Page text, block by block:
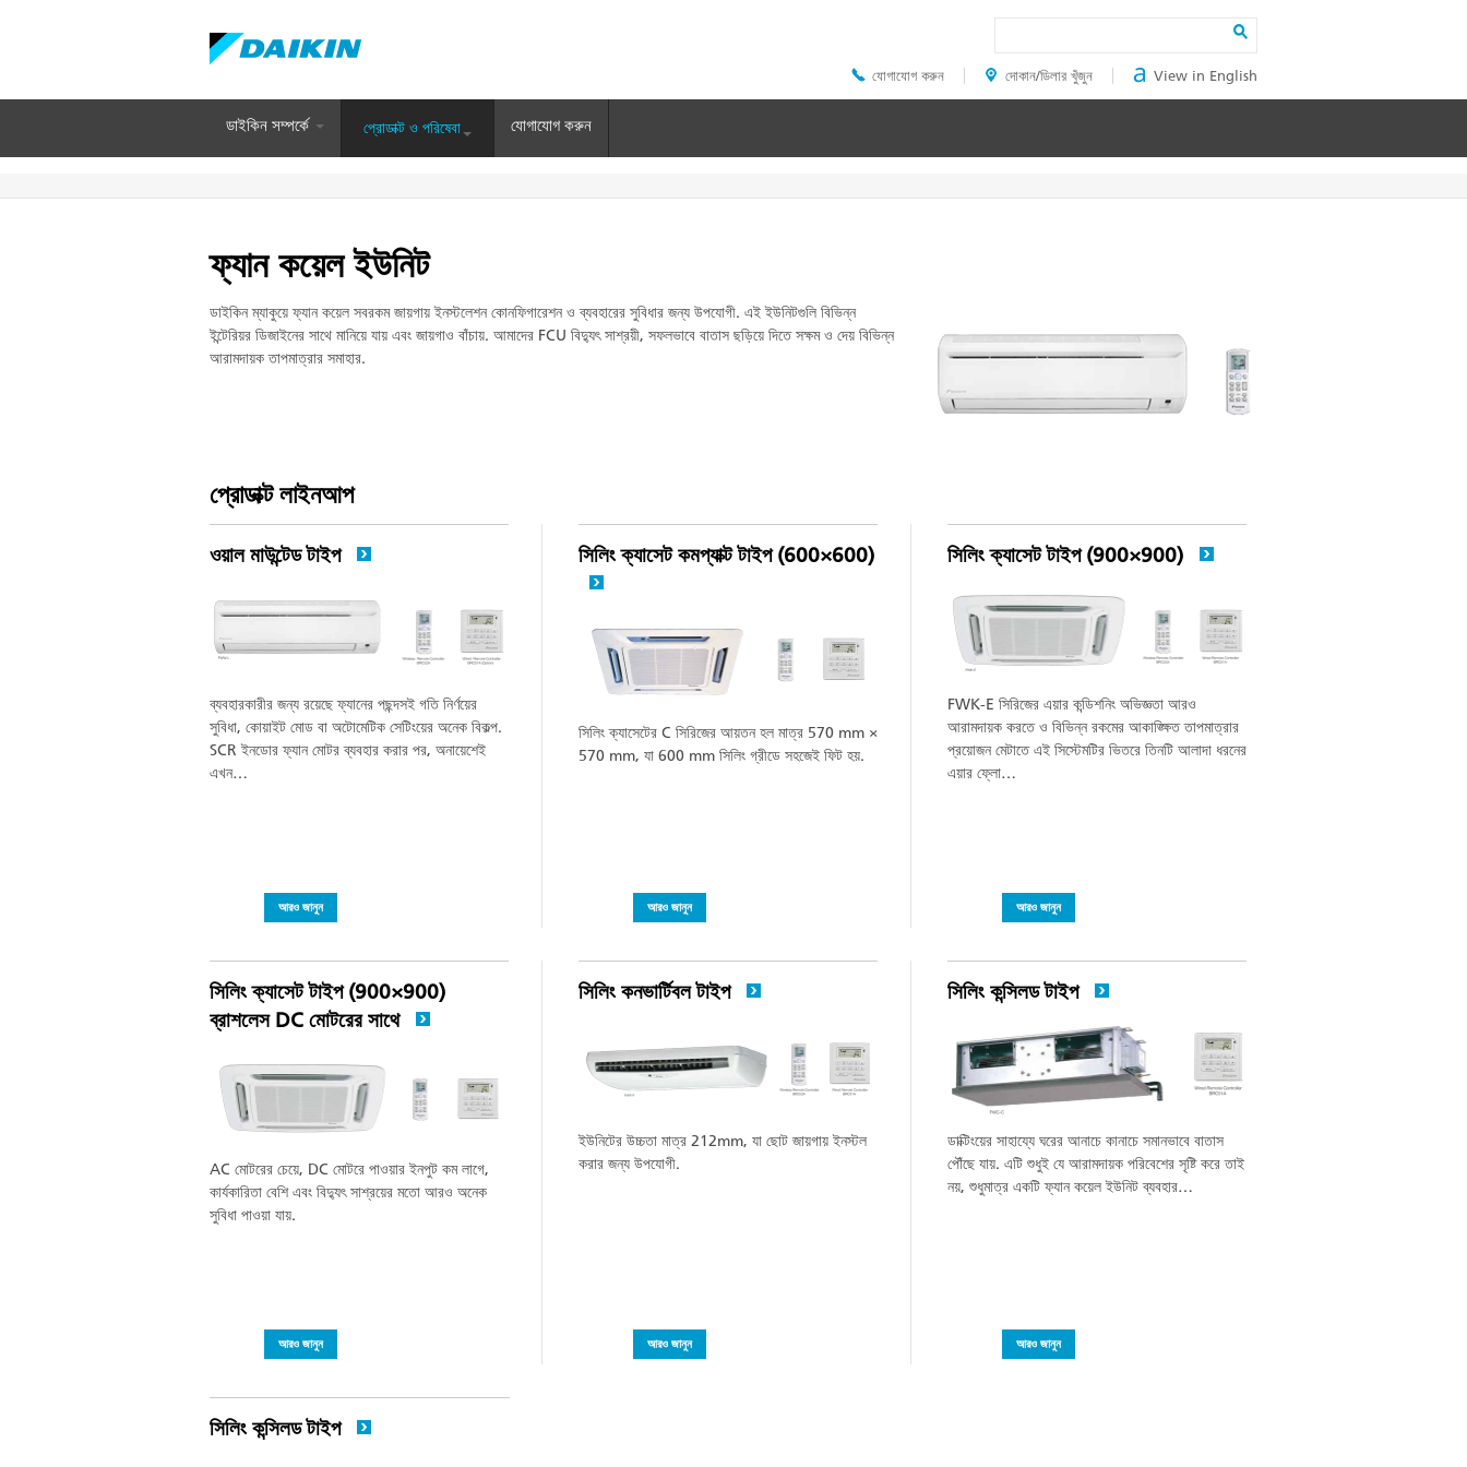
Header
Top
যোগাযোগ করুন দোকান/ডিলার খুঁজুন View in English
ডাইকিন সম্পর্কে প্রোডাক্ট ও পরিষেবা যোগাযোগ করুন
ফ্যান কয়েল ইউনিট
ডাইকিন ম্যাকুয়ে ফ্যান কয়েল সবরকম জায়গায় ইনস্টলেশন কোনফিগারেশন ও ব্যবহারের সুবিধার জন্য উপযোগী. এই ইউনিটগুলি বিভিন্ন
ইন্টেরিয়র ডিজাইনের সাথে মানিয়ে যায় এবং জায়গাও বাঁচায়. আমাদের FCU বিদ্যুৎ সাশ্রয়ী, সফলভাবে বাতাস ছড়িয়ে দিতে সক্ষম ও দেয় বিভিন্ন
আরামদায়ক তাপমাত্রার সমাহার.
প্রোডাক্ট লাইনআপ
ওয়াল মাউন্টেড টাইপ
ব্যবহারকারীর জন্য রয়েছে ফ্যানের পছন্দসই গতি নির্ণয়ের
সুবিধা, কোয়াইট মোড বা অটোমেটিক সেটিংয়ের অনেক বিকল্প.
SCR ইনডোর ফ্যান মোটর ব্যবহার করার পর, অনায়েশেই
এখন…
আরও জানুন
সিলিং ক্যাসেট কমপ্যাক্ট টাইপ (600×600)
সিলিং ক্যাসেটের C সিরিজের আয়তন হল মাত্র 570 mm ×
570 mm, যা 600 mm সিলিং গ্রীডে সহজেই ফিট হয়.
আরও জানুন
সিলিং ক্যাসেট টাইপ (900×900)
FWK-E সিরিজের এয়ার কন্ডিশনিং অভিজ্ঞতা আরও
আরামদায়ক করতে ও বিভিন্ন রকমের আকাঙ্ক্ষিত তাপমাত্রার
প্রয়োজন মেটাতে এই সিস্টেমটির ভিতরে তিনটি আলাদা ধরনের
এয়ার ফ্লো…
আরও জানুন
সিলিং ক্যাসেট টাইপ (900×900)
ব্রাশলেস DC মোটরের সাথে
AC মোটরের চেয়ে, DC মোটরে পাওয়ার ইনপুট কম লাগে,
কার্যকারিতা বেশি এবং বিদ্যুৎ সাশ্রয়ের মতো আরও অনেক
সুবিধা পাওয়া যায়.
আরও জানুন
সিলিং কনভার্টিবল টাইপ
ইউনিটের উচ্চতা মাত্র 212mm, যা ছোট জায়গায় ইনস্টল
করার জন্য উপযোগী.
আরও জানুন
সিলিং কন্সিলড টাইপ
ডাক্টিংয়ের সাহায্যে ঘরের আনাচে কানাচে সমানভাবে বাতাস
পৌঁছে যায়. এটি শুধুই যে আরামদায়ক পরিবেশের সৃষ্টি করে তাই
নয়, শুধুমাত্র একটি ফ্যান কয়েল ইউনিট ব্যবহার…
আরও জানুন
সিলিং কন্সিলড টাইপ